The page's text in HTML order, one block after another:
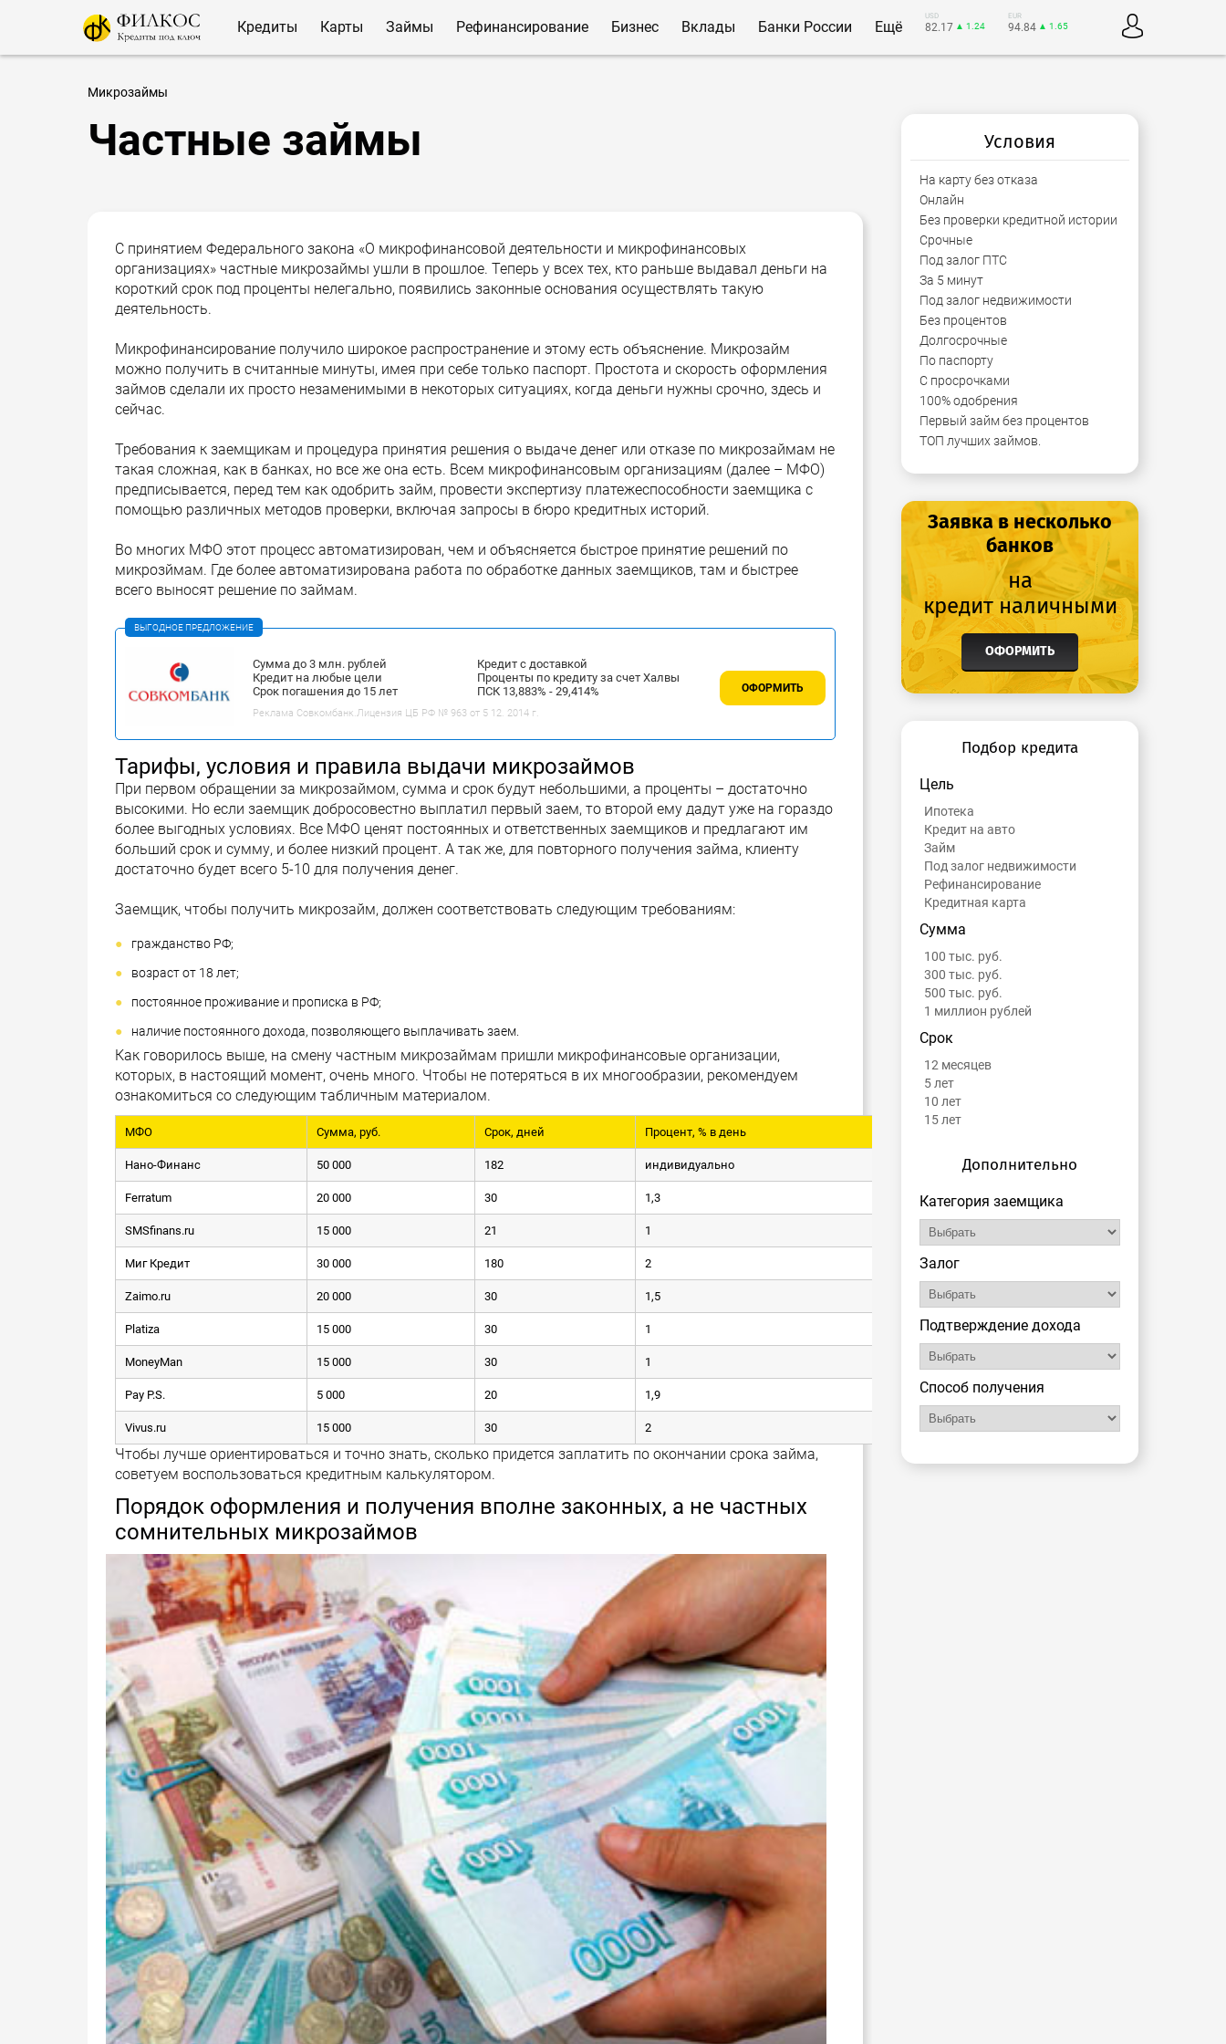
Кредиты Карты Займы Рефинансирование Бизнес Вклады Банки России Ещё
USD
82.17 ▲ 1.24
EUR
94.84 ▲ 1.65
Микрозаймы
Частные займы
С принятием Федерального закона «О микрофинансовой деятельности и микрофинансовых
организациях» частные микрозаймы ушли в прошлое. Теперь у всех тех, кто раньше выдавал деньги на
короткий срок под проценты нелегально, появились законные основания осуществлять такую
деятельность.
Микрофинансирование получило широкое распространение и этому есть объяснение. Микрозайм
можно получить в считанные минуты, имея при себе только паспорт. Простота и скорость оформления
займов сделали их просто незаменимыми в некоторых ситуациях, когда деньги нужны срочно, здесь и
сейчас.
Требования к заемщикам и процедура принятия решения о выдаче денег или отказе по микрозаймам не
такая сложная, как в банках, но все же она есть. Всем микрофинансовым организациям (далее – МФО)
предписывается, перед тем как одобрить займ, провести экспертизу платежеспособности заемщика с
помощью различных методов проверки, включая запросы в бюро кредитных историй.
Во многих МФО этот процесс автоматизирован, чем и объясняется быстрое принятие решений по
микрозймам. Где более автоматизирована работа по обработке данных заемщиков, там и быстрее
всего выносят решение по займам.
ВЫГОДНОЕ ПРЕДЛОЖЕНИЕ
Сумма до 3 млн. рублей
Кредит на любые цели
Срок погашения до 15 лет
Кредит с доставкой
Проценты по кредиту за счет Халвы
ПСК 13,883% - 29,414%
Реклама Совкомбанк.Лицензия ЦБ РФ № 963 от 5 12. 2014 г.
ОФОРМИТЬ
Тарифы, условия и правила выдачи микрозаймов
При первом обращении за микрозаймом, сумма и срок будут небольшими, а проценты – достаточно
высокими. Но если заемщик добросовестно выплатил первый заем, то второй ему дадут уже на гораздо
более выгодных условиях. Все МФО ценят постоянных и ответственных заемщиков и предлагают им
больший срок и сумму, и более низкий процент. А так же, для повторного получения займа, клиенту
достаточно будет всего 5-10 для получения денег.
Заемщик, чтобы получить микрозайм, должен соответствовать следующим требованиям:
гражданство РФ;
возраст от 18 лет;
постоянное проживание и прописка в РФ;
наличие постоянного дохода, позволяющего выплачивать заем.
Как говорилось выше, на смену частным микрозаймам пришли микрофинансовые организации,
которых, в настоящий момент, очень много. Чтобы не потеряться в их многообразии, рекомендуем
ознакомиться со следующим табличным материалом.
МФО Сумма, руб. Срок, дней Процент, % в день
Нано-Финанс 50 000 182 индивидуально
Ferratum 20 000 30 1,3
SMSfinans.ru 15 000 21 1
Миг Кредит 30 000 180 2
Zaimo.ru 20 000 30 1,5
Platiza 15 000 30 1
MoneyMan 15 000 30 1
Pay P.S. 5 000 20 1,9
Vivus.ru 15 000 30 2
Чтобы лучше ориентироваться и точно знать, сколько придется заплатить по окончании срока займа,
советуем воспользоваться кредитным калькулятором.
Порядок оформления и получения вполне законных, а не частных
сомнительных микрозаймов
Условия
На карту без отказа
Онлайн
Без проверки кредитной истории
Срочные
Под залог ПТС
За 5 минут
Под залог недвижимости
Без процентов
Долгосрочные
По паспорту
С просрочками
100% одобрения
Первый займ без процентов
ТОП лучших займов.
Заявка в несколько
банков
на
кредит наличными
ОФОРМИТЬ
Подбор кредита
Цель
Ипотека
Кредит на авто
Займ
Под залог недвижимости
Рефинансирование
Кредитная карта
Сумма
100 тыс. руб.
300 тыс. руб.
500 тыс. руб.
1 миллион рублей
Срок
12 месяцев
5 лет
10 лет
15 лет
Дополнительно
Категория заемщика
Залог
Подтверждение дохода
Способ получения